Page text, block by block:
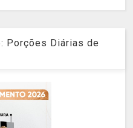
Porções Diárias de